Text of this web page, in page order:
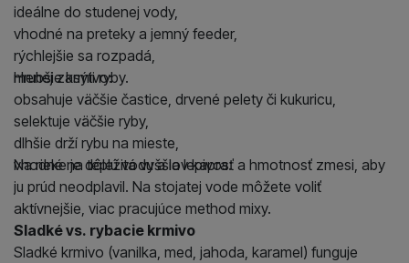
ideálne do studenej vody,
vhodné na preteky a jemný feeder,
rýchlejšie sa rozpadá,
menej zasýti ryby.
Hrubšie krmivo:
obsahuje väčšie častice, drvené pelety či kukuricu,
selektuje väčšie ryby,
dlhšie drží rybu na mieste,
vhodné na teplú vodu a lov kapra.
Na rieke je dôležitá vyššia lepivosť a hmotnosť zmesi, aby
ju prúd neodplavil. Na stojatej vode môžete voliť
aktívnejšie, viac pracujúce method mixy.
Sladké vs. rybacie krmivo
Sladké krmivo (vanilka, med, jahoda, karamel) funguje